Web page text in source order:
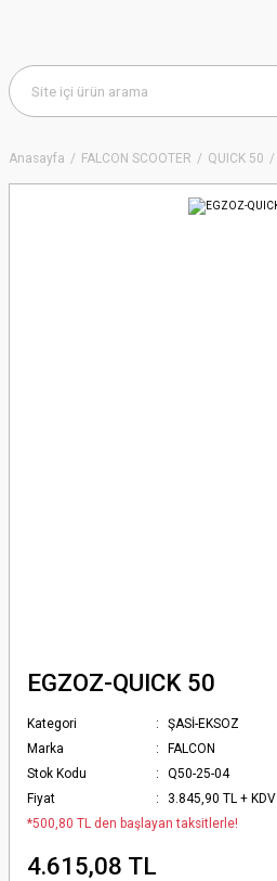
Anasayfa FALCON SCOOTER QUICK 50
EGZOZ-QUICK 50
Kategori
ŞASİ-EKSOZ
Marka
FALCON
Stok Kodu
Q50-25-04
Fiyat
3.845,90 TL + KDV
*500,80 TL den başlayan taksitlerle!
4.615,08 TL